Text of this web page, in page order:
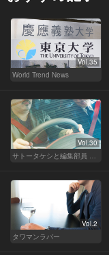
Vol.35
World Trend News
Vol.30
サトータケシと編集部員 船山の"CAR GENTSへの道"
Vol.2
タワマンラバー